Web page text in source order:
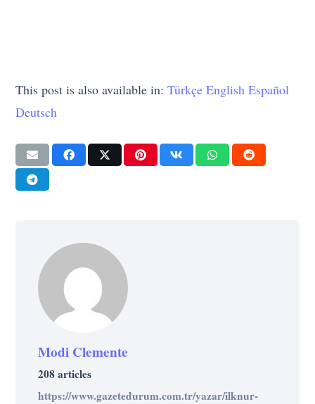
This post is also available in:Türkçe English Español
Deutsch
Modi Clemente
208 articles
https://www.gazetedurum.com.tr/yazar/ilknur-